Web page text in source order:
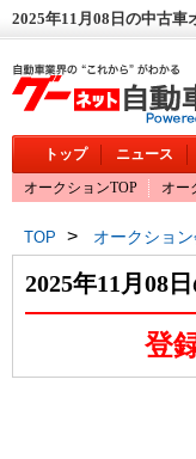
2025年11月08日の中古車
トップ ニュース
オークションTOP
オー
TOP > オークショ
2025年11月08
登